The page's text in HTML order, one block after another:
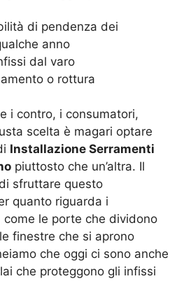
di pendenza dei
anno
dal varo
o rottura
i contro, i consumatori,
scelta è magari optare
Installazione Serramenti
piuttosto che un’altra. Il
sfruttare questo
quanto riguarda i
come le porte che dividono
finestre che si aprono
che oggi ci sono anche
che proteggono gli infissi